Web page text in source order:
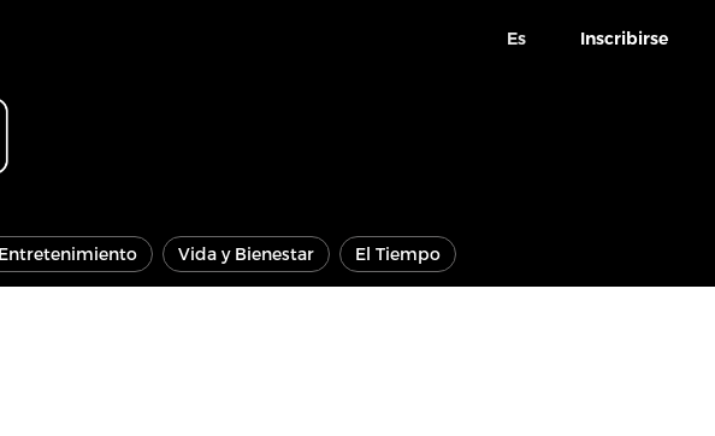
Es Inscribirse
Entretenimiento Vida y Bienestar El Tiempo